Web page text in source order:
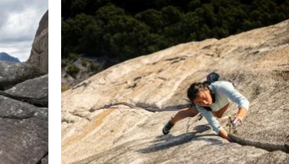
Filtrar por
Materials & Fabric